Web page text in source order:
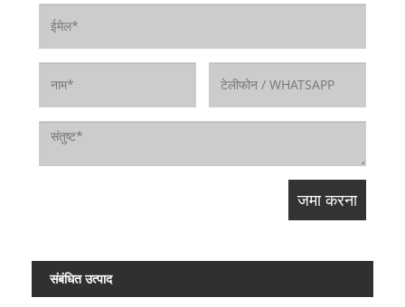
संबंधित उत्पाद